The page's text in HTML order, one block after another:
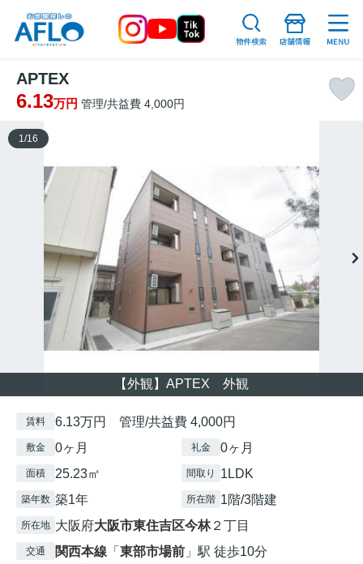
APTEX
6.13万円 管理/共益費 4,000円
【外観】APTEX 外観
1 /16
賃料 6.13万円 管理/共益費 4,000円
敷金 0ヶ月 礼金 0ヶ月
面積 25.23㎡ 間取り 1LDK
築年数 築1年 所在階 1階/3階建
所在地 大阪府大阪市東住吉区今林２丁目
交通 関西本線 「 東部市場前 」駅 徒歩10分